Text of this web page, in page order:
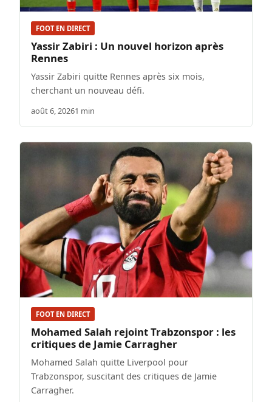
FOOT EN DIRECT
Yassir Zabiri : Un nouvel horizon après
Rennes
Yassir Zabiri quitte Rennes après six mois,
cherchant un nouveau défi.
août 6, 20261 min
FOOT EN DIRECT
Mohamed Salah rejoint Trabzonspor : les
critiques de Jamie Carragher
Mohamed Salah quitte Liverpool pour
Trabzonspor, suscitant des critiques de Jamie
Carragher.